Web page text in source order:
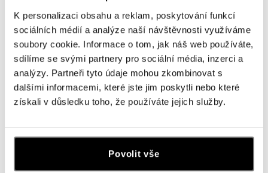
K personalizaci obsahu a reklam, poskytování funkcí
sociálních médií a analýze naší návštěvnosti využíváme
soubory cookie. Informace o tom, jak náš web používáte,
sdílíme se svými partnery pro sociální média, inzerci a
analýzy. Partneři tyto údaje mohou zkombinovat s
dalšími informacemi, které jste jim poskytli nebo které
získali v důsledku toho, že používáte jejich služby.
Povolit vše
Prsten s safírem a diamanty
Sapphire Destiny
od 43 197 Kč
Náušnice s diamanty Midnight Sun
od 46 096 Kč